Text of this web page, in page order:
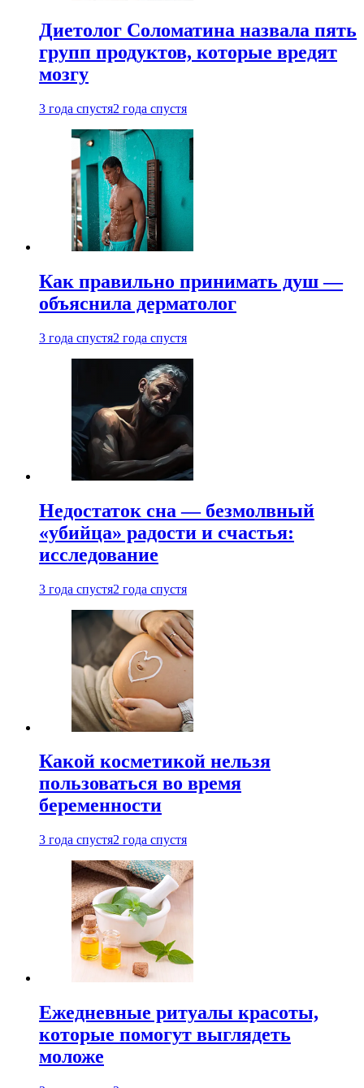
Диетолог Соломатина назвала пять
групп продуктов, которые вредят
мозгу
3 года спустя2 года спустя
Как правильно принимать душ —
объяснила дерматолог
3 года спустя2 года спустя
Недостаток сна — безмолвный
«убийца» радости и счастья:
исследование
3 года спустя2 года спустя
Какой косметикой нельзя
пользоваться во время
беременности
3 года спустя2 года спустя
Ежедневные ритуалы красоты,
которые помогут выглядеть
моложе